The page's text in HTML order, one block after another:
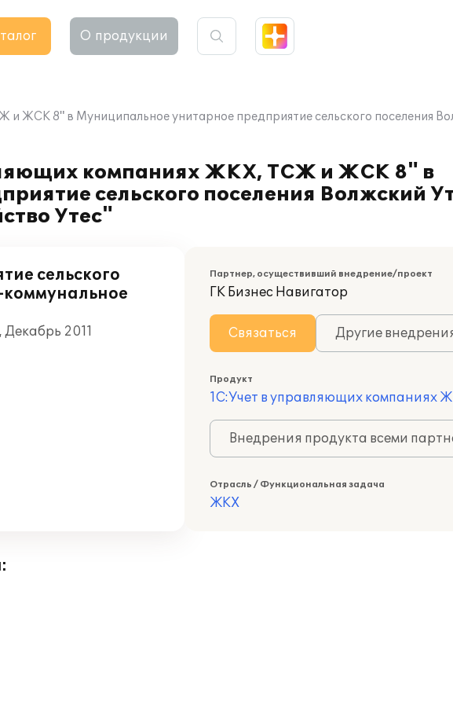
О продукции
ЖСК 8" в Муниципальное унитарное предприятие сельского поселения
компаниях ЖКХ, ТСЖ и ЖСК 8" в
сельского поселения Волжский
Утес"
сельского
2011
Партнер, осуществивший внедрение/проект
ГК Бизнес Навигатор
Связаться Другие
Продукт
1С:Учет в управляющих компаниях
Внедрения продукта всеми
Отрасль / Функциональная задача
ЖКХ